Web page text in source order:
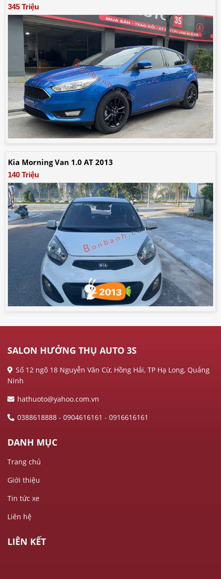
345 Triệu
Kia Morning Van 1.0 AT 2013
140 Triệu
SALON HƯỞNG THỤ AUTO 3S
Số 12 ngõ 18 Nguyễn Văn Cừ, Hồng Hải, TP Hạ Long, Quảng
Ninh
hathuoto@yahoo.com.vn
0388618888 - 0904616161 - 0916616161
DANH MỤC
Trang chủ
Giới thiệu
Tin tức xe
Liên hệ
LIÊN KẾT